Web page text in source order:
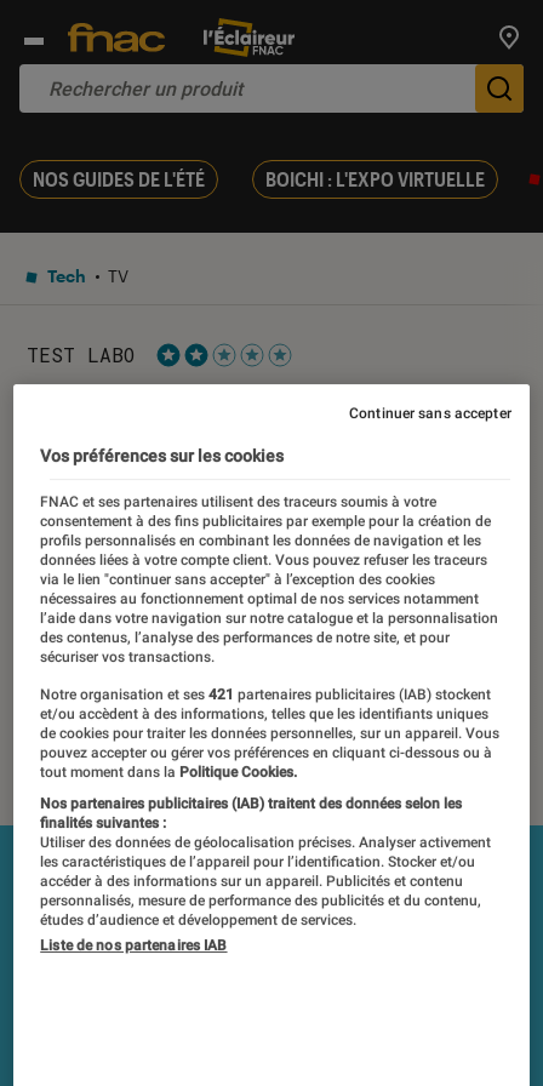
NOS GUIDES DE L'ÉTÉ BOICHI : L'EXPO VIRTUELLE
Tech TV
TEST LABO
Noté 2 étoiles sur 5
Test Labo du Hisense
50AE7200F : des résultats
honorables
18 janvier 2021・ParPierre Blanc
Les tests et mesures du Labo Fnac sont réalisés en toute
indépendance du commerce ou des fabricants depuis 1972.
Les responsables de tests garantissent les mesures grâce à
leur expertise, et aux équipements de mesures les plus
précis. Pour en savoir plus,voir notre charte. Et pour
comparer tous les produits, visitez notrecomparateur.
Vos préférences sur les cookies
FNAC et ses partenaires utilisent des traceurs soumis à votre
consentement à des fins publicitaires par exemple pour la création de
profils personnalisés en combinant les données de navigation et les
données liées à votre compte client. Vous pouvez refuser les traceurs
via le lien "continuer sans accepter" à l’exception des cookies
nécessaires au fonctionnement optimal de nos services notamment
l’aide dans votre navigation sur notre catalogue et la personnalisation
des contenus, l’analyse des performances de notre site, et pour
sécuriser vos transactions.
Notre organisation et ses421 partenaires publicitaires (IAB) stockent
et/ou accèdent à des informations, telles que les identifiants uniques
de cookies pour traiter les données personnelles, sur un appareil. Vous
pouvez accepter ou gérer vos préférences en cliquant ci-dessous ou à
tout moment dans la Politique Cookies.
Nos partenaires publicitaires (IAB) traitent des données selon les
finalités suivantes :
Utiliser des données de géolocalisation précises. Analyser activement
les caractéristiques de l’appareil pour l’identification. Stocker et/ou
accéder à des informations sur un appareil. Publicités et contenu
personnalisés, mesure de performance des publicités et du contenu,
études d’audience et développement de services.
Liste de nos partenaires IAB
Continuer sans accepter